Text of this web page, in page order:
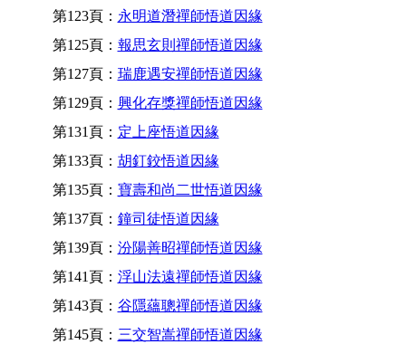
第123頁： 永明道潛禪師悟道因緣
第125頁： 報思玄則禪師悟道因緣
第127頁： 瑞鹿遇安禪師悟道因緣
第129頁： 興化存獎禪師悟道因緣
第131頁： 定上座悟道因緣
第133頁： 胡釘鉸悟道因緣
第135頁： 寶壽和尚二世悟道因緣
第137頁： 鐘司徒悟道因緣
第139頁： 汾陽善昭禪師悟道因緣
第141頁： 浮山法遠禪師悟道因緣
第143頁： 谷隱蘊聰禪師悟道因緣
第145頁： 三交智嵩禪師悟道因緣